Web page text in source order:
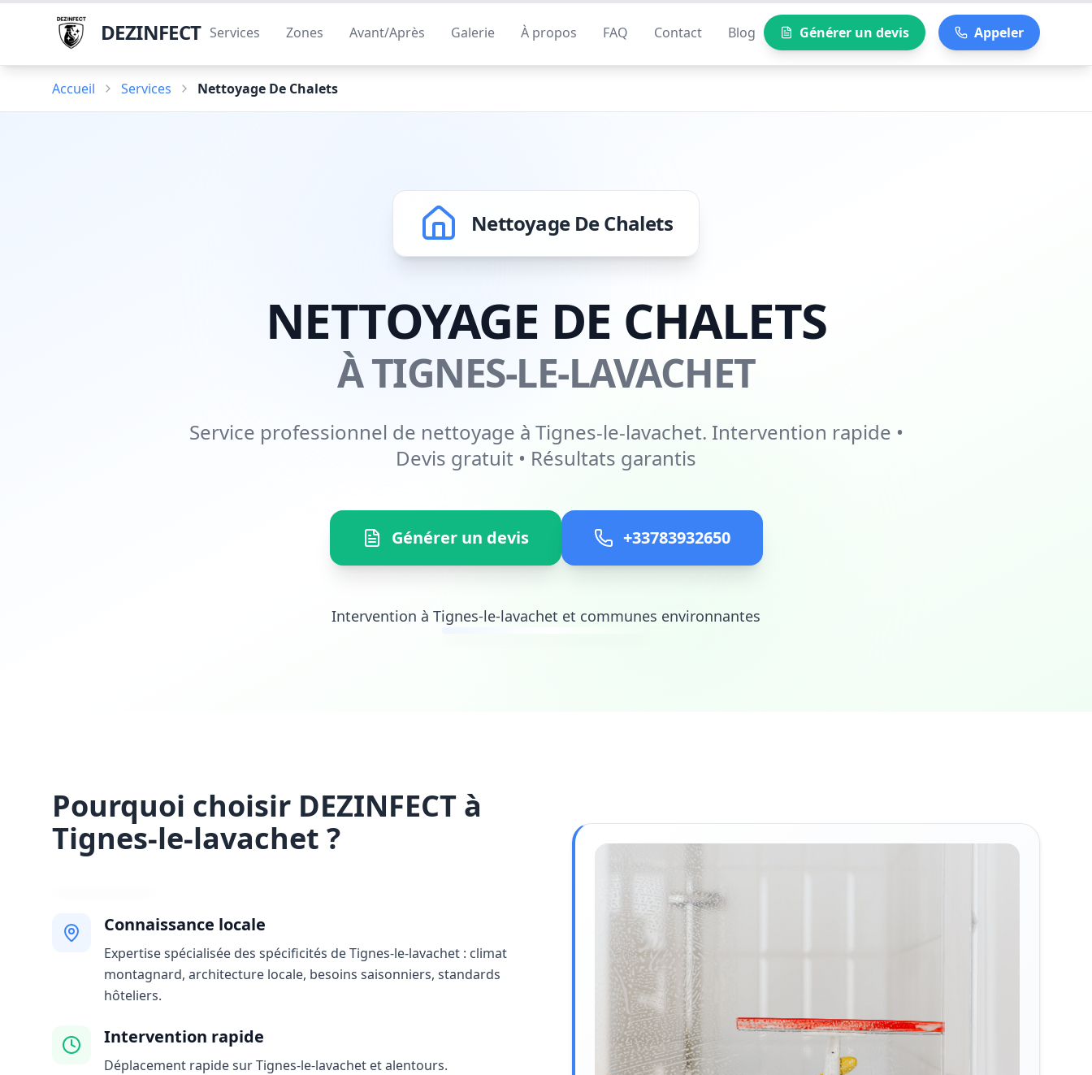
DEZINFECT Services Zones Avant/Après Galerie À propos FAQ Contact Blog Générer un devis Appeler
Accueil Services Nettoyage De Chalets
Nettoyage De Chalets
NETTOYAGE DE CHALETS
À TIGNES-LE-LAVACHET
Service professionnel de nettoyage à Tignes-le-lavachet. Intervention rapide •
Devis gratuit • Résultats garantis
Générer un devis +33783932650
Intervention à Tignes-le-lavachet et communes environnantes
Pourquoi choisir DEZINFECT à
Tignes-le-lavachet ?
Connaissance locale
Expertise spécialisée des spécificités de Tignes-le-lavachet : climat
montagnard, architecture locale, besoins saisonniers, standards
hôteliers.
Intervention rapide
Déplacement rapide sur Tignes-le-lavachet et alentours.